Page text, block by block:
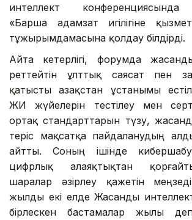
интеллект конференциясында
«Барша адамзат игілігіне
тұжырымдамасына қолдау білдірді.
Айта кетерлігі, форумда жасанды
реттейтін ұлттық саясат пен
қатысты Қазақстан ұстанымы
ЖИ жүйелерін тестілеу мен
ортақ стандарттарын түзу,
теріс мақсатқа пайдаланудың
айтты. Соның ішінде
цифрлық алаяқтықтан
шаралар әзірлеу қажетін
жылды екі елде Жасанды
бірлескен бастамалар жылы